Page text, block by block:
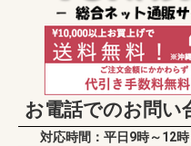
お電話でのお問い
対応時間：平日9時～12